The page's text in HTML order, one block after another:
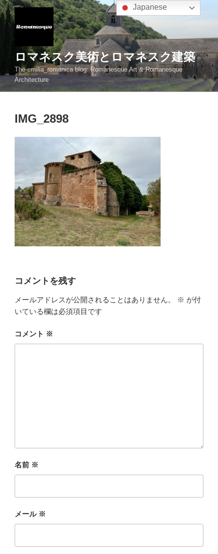
コ
ン
ス
キ
ロマネスク美術とロマネスク建築
The emilia_romanica blog: Romanesque Art & Romanesque
Architecture
IMG_2898
コメントを残す
メールアドレスが公開されることはありません。 ※ が付
いている欄は必須項目です
コメント ※
名前 ※
メール ※
Japanese